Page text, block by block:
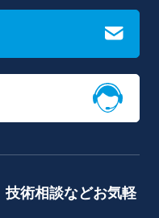
術相談などお気軽